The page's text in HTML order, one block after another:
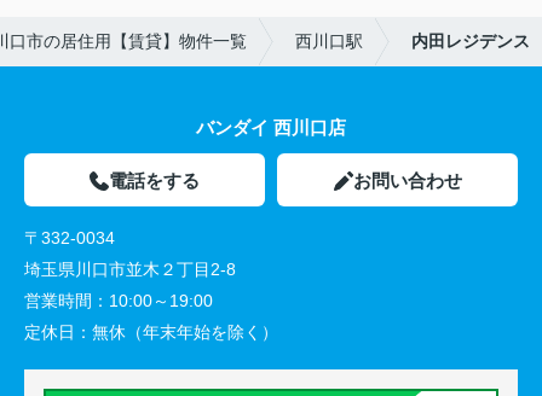
口市の居住用【賃貸】物件一覧 西川口駅 内田レジデンス
バンダイ 西川口店
電話をする お問い合わせ
〒332-0034
埼玉県川口市並木２丁目2-8
営業時間： 10:00～19:00
定休日： 無休（年末年始を除く）